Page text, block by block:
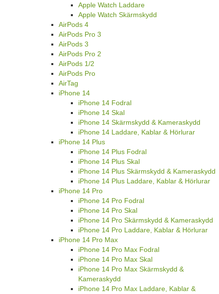
Apple Watch Laddare
Apple Watch Skärmskydd
AirPods 4
AirPods Pro 3
AirPods 3
AirPods Pro 2
AirPods 1/2
AirPods Pro
AirTag
iPhone 14
iPhone 14 Fodral
iPhone 14 Skal
iPhone 14 Skärmskydd & Kameraskydd
iPhone 14 Laddare, Kablar & Hörlurar
iPhone 14 Plus
iPhone 14 Plus Fodral
iPhone 14 Plus Skal
iPhone 14 Plus Skärmskydd & Kameraskydd
iPhone 14 Plus Laddare, Kablar & Hörlurar
iPhone 14 Pro
iPhone 14 Pro Fodral
iPhone 14 Pro Skal
iPhone 14 Pro Skärmskydd & Kameraskydd
iPhone 14 Pro Laddare, Kablar & Hörlurar
iPhone 14 Pro Max
iPhone 14 Pro Max Fodral
iPhone 14 Pro Max Skal
iPhone 14 Pro Max Skärmskydd &
Kameraskydd
iPhone 14 Pro Max Laddare, Kablar &